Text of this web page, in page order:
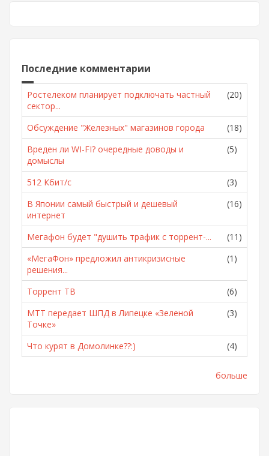
Последние комментарии
Ростелеком планирует подключать частный
сектор...
(20)
Обсуждение "Железных" магазинов города
(18)
Вреден ли WI-FI? очередные доводы и
домыслы
(5)
512 Кбит/с
(3)
В Японии самый быстрый и дешевый
интернет
(16)
Мегафон будет "душить трафик с торрент-...
(11)
«МегаФон» предложил антикризисные
решения...
(1)
Торрент ТВ
(6)
МТТ передает ШПД в Липецке «Зеленой
Точке»
(3)
Что курят в Домолинке??:) (4)
больше